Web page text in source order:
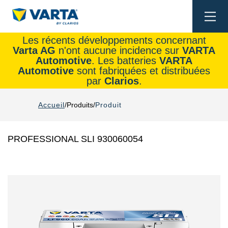
Les récents développements concernant
Varta AG n'ont aucune incidence sur VARTA
Automotive. Les batteries VARTA
Automotive sont fabriquées et distribuées
par Clarios.
Accueil Produits Produit
PROFESSIONAL SLI 930060054